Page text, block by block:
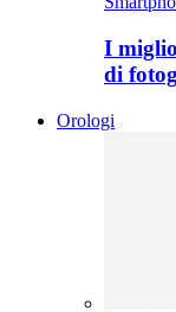
I
di
Orologi